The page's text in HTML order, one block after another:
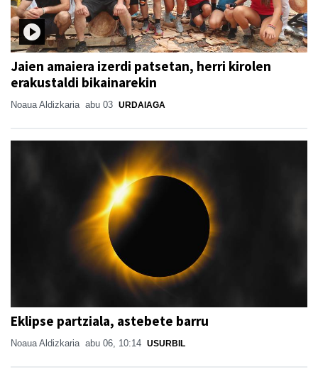
Jaien amaiera izerdi patsetan, herri kirolen
erakustaldi bikainarekin
Noaua Aldizkaria abu 03 URDAIAGA
Eklipse partziala, astebete barru
Noaua Aldizkaria abu 06, 10:14 USURBIL